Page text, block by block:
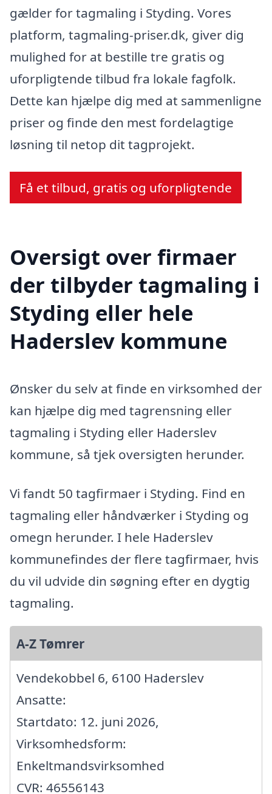
gælder for tagmaling i Styding. Vores
platform, tagmaling-priser.dk, giver dig
mulighed for at bestille tre gratis og
uforpligtende tilbud fra lokale fagfolk.
Dette kan hjælpe dig med at sammenligne
priser og finde den mest fordelagtige
løsning til netop dit tagprojekt.
Få et tilbud, gratis og uforpligtende
Oversigt over firmaer
der tilbyder tagmaling i
Styding eller hele
Haderslev kommune
Ønsker du selv at finde en virksomhed der
kan hjælpe dig med tagrensning eller
tagmaling i Styding eller Haderslev
kommune, så tjek oversigten herunder.
Vi fandt 50 tagfirmaer i Styding. Find en
tagmaling eller håndværker i Styding og
omegn herunder. I hele Haderslev
kommunefindes der flere tagfirmaer, hvis
du vil udvide din søgning efter en dygtig
tagmaling.
A-Z Tømrer
Vendekobbel 6, 6100 Haderslev
Ansatte:
Startdato: 12. juni 2026,
Virksomhedsform:
Enkeltmandsvirksomhed
CVR: 46556143